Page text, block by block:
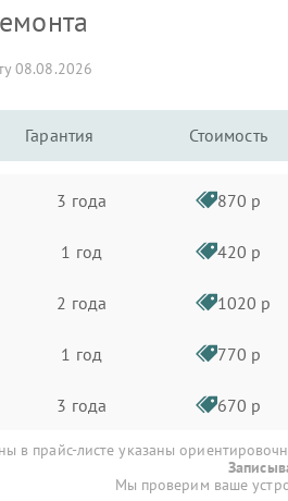
08.08.2026
Гарантия Стоимость
3 года 870 р
1 год 420 р
2 года 1020 р
1 год 770 р
3 года 670 р
в прайс-листе указаны
Мы проверим ваше